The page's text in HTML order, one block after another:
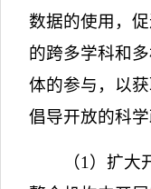
数据的使用，
的跨多学科和
体的参与，以
倡导开放的科学
（1 ）扩大